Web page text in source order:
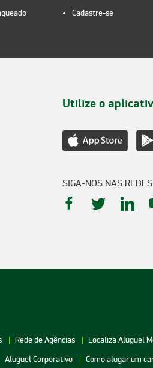
Cadastre-se
Utilize o
SIGA-NOS NAS
Rede de Agências
Localiza Aluguel
Aluguel Corporativo Como alugar um